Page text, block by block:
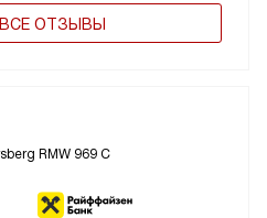
ОТЗЫВЫ
RMW 969 C